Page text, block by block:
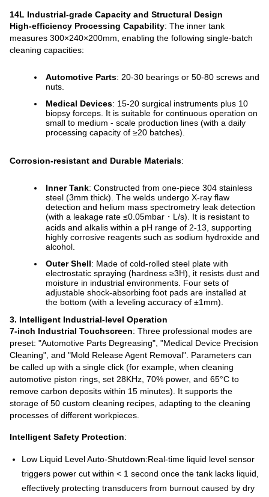
14L Industrial-grade Capacity and Structural Design
High-efficiency Processing Capability: The inner tank
measures 300×240×200mm, enabling the following single-batch
cleaning capacities:
Automotive Parts: 20-30 bearings or 50-80 screws and
nuts.
Medical Devices: 15-20 surgical instruments plus 10
biopsy forceps. It is suitable for continuous operation on
small to medium - scale production lines (with a daily
processing capacity of ≥20 batches).
Corrosion-resistant and Durable Materials:
Inner Tank: Constructed from one-piece 304 stainless
steel (3mm thick). The welds undergo X-ray flaw
detection and helium mass spectrometry leak detection
(with a leakage rate ≤0.05mbar・L/s). It is resistant to
acids and alkalis within a pH range of 2-13, supporting
highly corrosive reagents such as sodium hydroxide and
alcohol.
Outer Shell: Made of cold-rolled steel plate with
electrostatic spraying (hardness ≥3H), it resists dust and
moisture in industrial environments. Four sets of
adjustable shock-absorbing foot pads are installed at
the bottom (with a leveling accuracy of ±1mm).
3. Intelligent Industrial-level Operation
7-inch Industrial Touchscreen: Three professional modes are
preset: "Automotive Parts Degreasing", "Medical Device Precision
Cleaning", and "Mold Release Agent Removal". Parameters can
be called up with a single click (for example, when cleaning
automotive piston rings, set 28KHz, 70% power, and 65°C to
remove carbon deposits within 15 minutes). It supports the
storage of 50 custom cleaning recipes, adapting to the cleaning
processes of different workpieces.
Intelligent Safety Protection:
Low Liquid Level Auto-Shutdown:Real-time liquid level sensor
triggers power cut within < 1 second once the tank lacks liquid,
effectively protecting transducers from burnout caused by dry